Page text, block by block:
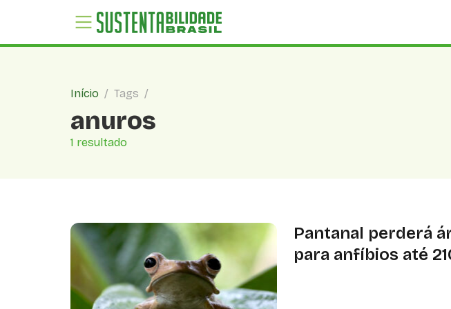
Início / Tags /
anuros
1 resultado
Pantanal perderá
para anfíbios até